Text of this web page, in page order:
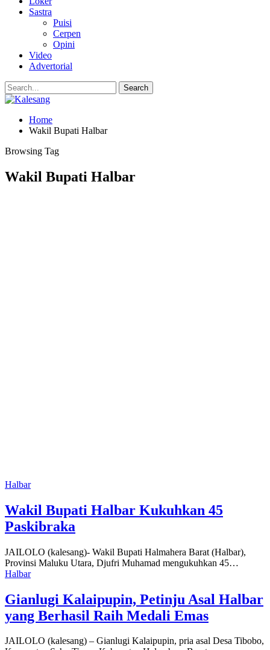
Sastra
Puisi
Cerpen
Opini
Video
Advertorial
Home
Wakil Bupati Halbar
Browsing Tag
Wakil Bupati Halbar
Halbar
Wakil Bupati Halbar Kukuhkan 45
Paskibraka
JAILOLO (kalesang)- Wakil Bupati Halmahera Barat (Halbar),
Provinsi Maluku Utara, Djufri Muhamad mengukuhkan 45…
Halbar
Gianlugi Kalaipupin, Petinju Asal Halbar
yang Berhasil Raih Medali Emas
JAILOLO (kalesang) – Gianlugi Kalaipupin, pria asal Desa Tibobo,